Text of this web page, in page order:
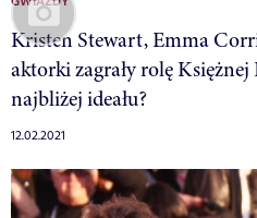
Kristen Stewart, Emma
aktorki zagrały rolę
najbliżej ideału?
12.02.2021